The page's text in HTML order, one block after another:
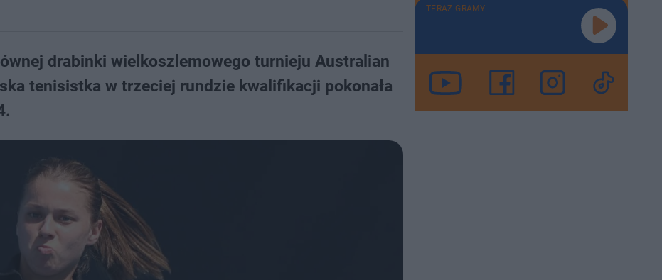
drabinki wielkoszlemowego turnieju Australian
tenisistka w trzeciej rundzie kwalifikacji pokonała
TERAZ GRAMY